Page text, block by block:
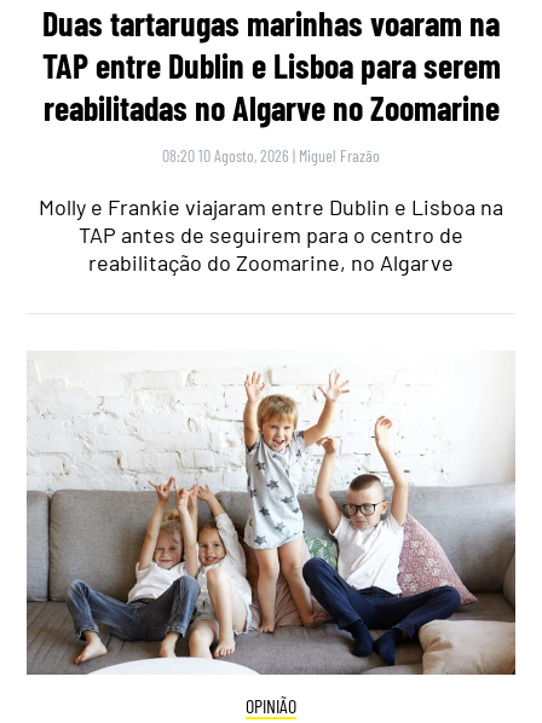
Duas tartarugas marinhas voaram na
TAP entre Dublin e Lisboa para serem
reabilitadas no Algarve no Zoomarine
08:20 10 Agosto, 2026 | Miguel Frazão
Molly e Frankie viajaram entre Dublin e Lisboa na
TAP antes de seguirem para o centro de
reabilitação do Zoomarine, no Algarve
OPINIÃO